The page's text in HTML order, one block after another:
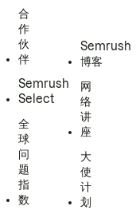
合
作
伙
伴
Semrush
Select
全
球
问
题
指
数
Semrush
博客
网
络
讲
座
大
使
计
划